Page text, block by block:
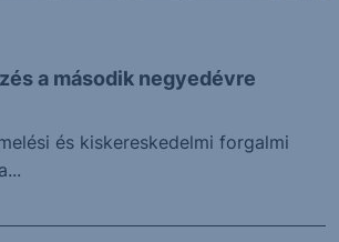
a második negyedévre
és kiskereskedelmi forgalmi